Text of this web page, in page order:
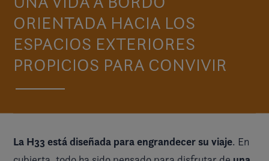
ORIENTADA HACIA LOS
ESPACIOS EXTERIORES
PROPICIOS PARA CONVIVIR
La H33 está diseñada para engrandecer su viaje. En